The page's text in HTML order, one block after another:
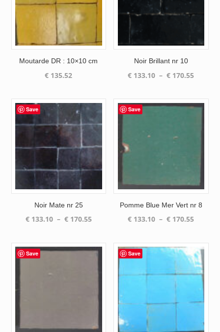
Moutarde DR : 10×10 cm
€ 135.52
Noir Brillant nr 10
€ 133.10 – € 170.55Plage
€
Save
Noir Mate nr 25
€133.10 – €170.55Plage
€ 133.10
€ 170.55
Save
Pomme Blue Mer Vert nr 8
€ 133.10 – € 170.55Plage
€
à
€
Save Save